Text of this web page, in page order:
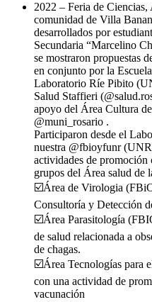
2022 – Feria de Ciencias,
comunidad de Villa
desarrollados por
Secundaria “Marcelino
se mostraron propuestas
en conjunto por la
Laboratorio Ríe Pibito
Salud Staffieri
apoyo del Área Cultura
@muni_rosario .
Participaron desde el
nuestra @fbioyfunr
actividades de promoción
grupos del Área salud de
☑️Área de Virologia
Consultoría y Detección
☑️Área Parasitología
de salud relacionada a
de chagas.
☑️Área Tecnologías para
con una actividad de
vacunación